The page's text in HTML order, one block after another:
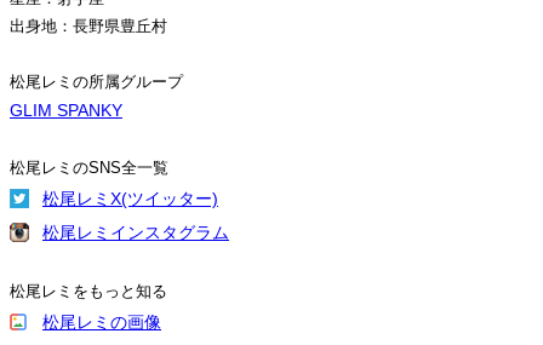
出身地：長野県豊丘村
松尾レミの所属グループ
GLIM SPANKY
松尾レミのSNS全一覧
松尾レミX(ツイッター)
松尾レミインスタグラム
松尾レミをもっと知る
松尾レミの画像